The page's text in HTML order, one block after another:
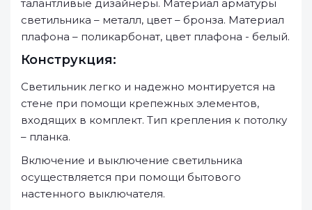
талантливые дизайнеры. Материал арматуры
светильника – металл, цвет – бронза. Материал
плафона – поликарбонат, цвет плафона - белый.
Конструкция:
Светильник легко и надежно монтируется на
стене при помощи крепежных элементов,
входящих в комплект. Тип крепления к потолку
– планка.
Включение и выключение светильника
осуществляется при помощи бытового
настенного выключателя.